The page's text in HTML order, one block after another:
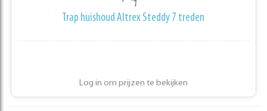
Trap huishoud Altrex Steddy 7 treden
Log in om prijzen te bekijken